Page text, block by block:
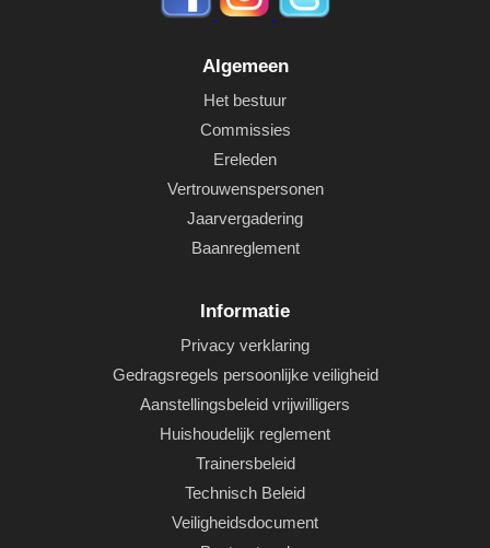
Algemeen
Het bestuur
Commissies
Ereleden
Vertrouwenspersonen
Jaarvergadering
Baanreglement
Informatie
Privacy verklaring
Gedragsregels persoonlijke veiligheid
Aanstellingsbeleid vrijwilligers
Huishoudelijk reglement
Trainersbeleid
Technisch Beleid
Veiligheidsdocument